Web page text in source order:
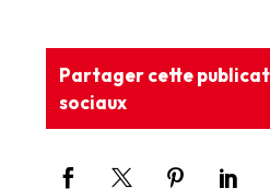
Partager cette
sociaux